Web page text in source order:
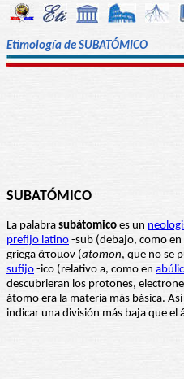
Etimología de SUBATÓMICO
SUBATÓMICO
La palabra subátomico es un
prefijo latino -sub (debajo, como
griega ἄτομον (atomon, que no se
sufijo -ico (relativo a, como en
descubrieran los protones,
átomo era la materia más básica.
indicar una división más baja que el